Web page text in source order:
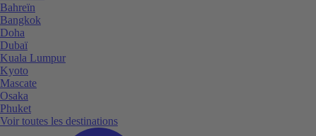
Bahreïn
Bangkok
Doha
Dubaï
Kuala Lumpur
Kyoto
Mascate
Osaka
Phuket
Voir toutes les destinations